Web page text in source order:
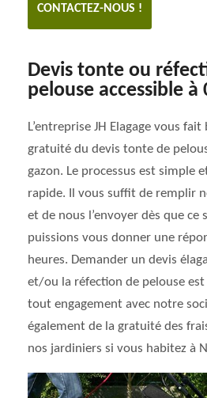
CONTACTEZ-NOUS !
Devis tonte ou
pelouse accessible à
L’entreprise JH Elagage vous
gratuité du devis tonte de
gazon. Le processus est simple
rapide. Il vous suffit de remplir
et de nous l’envoyer dès que ce
puissions vous donner une
heures. Demander un devis
et/ou la réfection de pelouse
tout engagement avec notre
également de la gratuité des
nos jardiniers si vous habitez à